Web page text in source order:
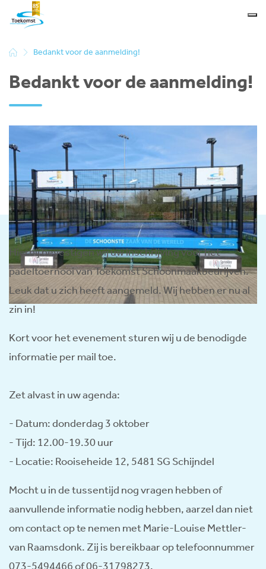
Bedankt voor de aanmelding!
Bedankt voor de aanmelding!
Hierbij bevestigen wij uw inschrijving voor het
padeltoernooi van Toekomst Schoonmaakbedrijven.
Leuk dat u zich heeft aangemeld. Wij hebben er nu al
zin in!
Kort voor het evenement sturen wij u de benodigde
informatie per mail toe.
Zet alvast in uw agenda:
- Datum: donderdag 3 oktober
- Tijd: 12.00-19.30 uur
- Locatie: Rooiseheide 12, 5481 SG Schijndel
Mocht u in de tussentijd nog vragen hebben of
aanvullende informatie nodig hebben, aarzel dan niet
om contact op te nemen met Marie-Louise Mettler-
van Raamsdonk. Zij is bereikbaar op telefoonnummer